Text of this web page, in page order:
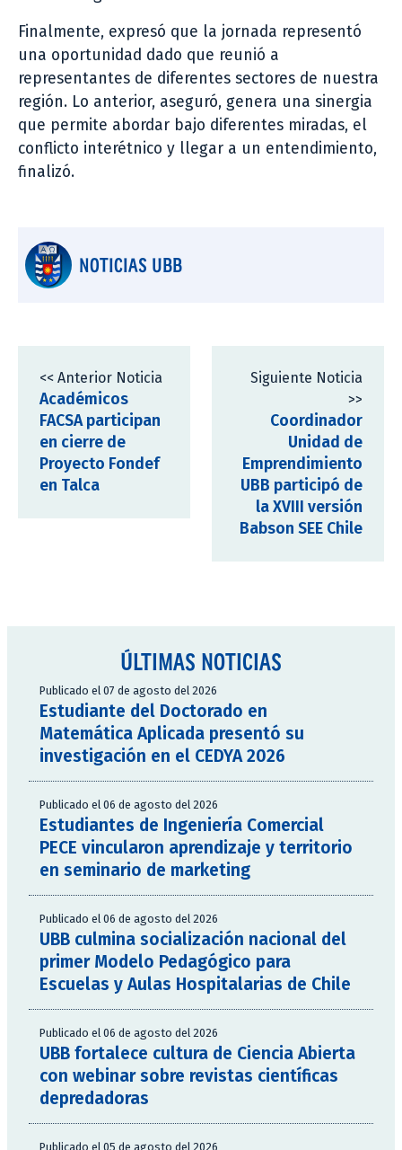
Finalmente, expresó que la jornada representó
una oportunidad dado que reunió a
representantes de diferentes sectores de nuestra
región. Lo anterior, aseguró, genera una sinergia
que permite abordar bajo diferentes miradas, el
conflicto interétnico y llegar a un entendimiento,
finalizó.
NOTICIAS UBB
<< Anterior Noticia
Académicos
FACSA participan
en cierre de
Proyecto Fondef
en Talca
Siguiente Noticia
>>
Coordinador
Unidad de
Emprendimiento
UBB participó de
la XVIII versión
Babson SEE Chile
ÚLTIMAS NOTICIAS
Publicado el 07 de agosto del 2026
Estudiante del Doctorado en
Matemática Aplicada presentó su
investigación en el CEDYA 2026
Publicado el 06 de agosto del 2026
Estudiantes de Ingeniería Comercial
PECE vincularon aprendizaje y territorio
en seminario de marketing
Publicado el 06 de agosto del 2026
UBB culmina socialización nacional del
primer Modelo Pedagógico para
Escuelas y Aulas Hospitalarias de Chile
Publicado el 06 de agosto del 2026
UBB fortalece cultura de Ciencia Abierta
con webinar sobre revistas científicas
depredadoras
Publicado el 05 de agosto del 2026